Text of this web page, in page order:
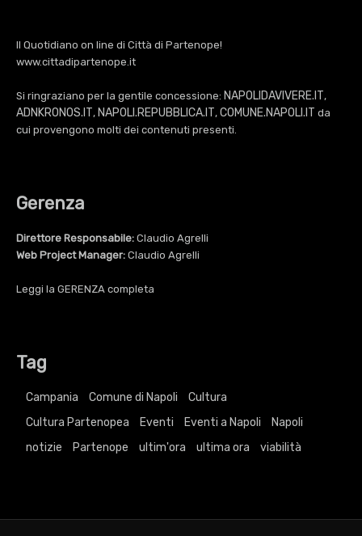
Il Quotidiano on line di Città di Partenope!
www.cittadipartenope.it
Si ringraziano per la gentile concessione: NAPOLIDAVIVERE.IT,
ADNKRONOS.IT, NAPOLI.REPUBBLICA.IT, COMUNE.NAPOLI.IT da
cui provengono molti dei contenuti presenti.
Gerenza
Direttore Responsabile: Claudio Agrelli
Web Project Manager: Claudio Agrelli
Leggi la GERENZA completa
Tag
Campania Comune di Napoli
Cultura
Cultura Partenopea
Eventi Eventi a Napoli
Napoli
notizie
Partenope ultim'ora ultima ora viabilità